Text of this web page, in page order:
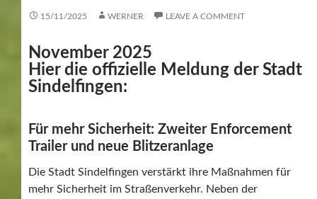
15/11/2025 WERNER LEAVE A COMMENT
November 2025
Hier die offizielle Meldung der Stadt
Sindelfingen:
Für mehr Sicherheit: Zweiter Enforcement
Trailer und neue Blitzeranlage
Die Stadt Sindelfingen verstärkt ihre Maßnahmen für
mehr Sicherheit im Straßenverkehr. Neben der